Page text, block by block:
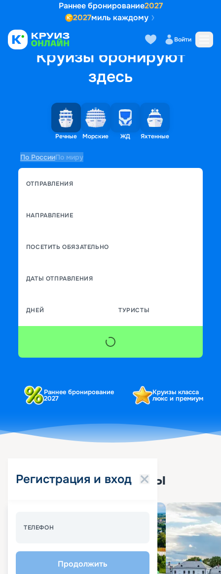
Раннее бронирование2027
2027миль каждому
Войти
Круизы бронируют
здесь
Речные Морские ЖД Яхтенные
По РоссииПо миру
ОТПРАВЛЕНИЯ
НАПРАВЛЕНИЕ
ПОСЕТИТЬ ОБЯЗАТЕЛЬНО
ДАТЫ ОТПРАВЛЕНИЯ
ДНЕЙ ТУРИСТЫ
Раннее бронирование
2027
Круизы класса
люкс и премиум
Регистрация и вход
ТЕЛЕФОН
Продолжить
Популярные круизы